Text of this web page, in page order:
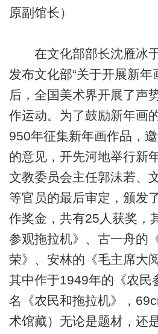
原副馆长）
在文化部部长沈雁冰于
发布文化部“关于开展新年
后，全国美术界开展了声
作运动。为了鼓励新年画
950年征集新年画作品，
的意见，开先河地举行新
文教委员会主任郭沫若、
等官员的最后审定，颁发
作奖金，共有25人获奖，
参观拖拉机》、古一舟的
荣》、安林的《毛主席大
其中作于1949年的《农民
名《农民和拖拉机》，
术馆藏）无论是题材，还